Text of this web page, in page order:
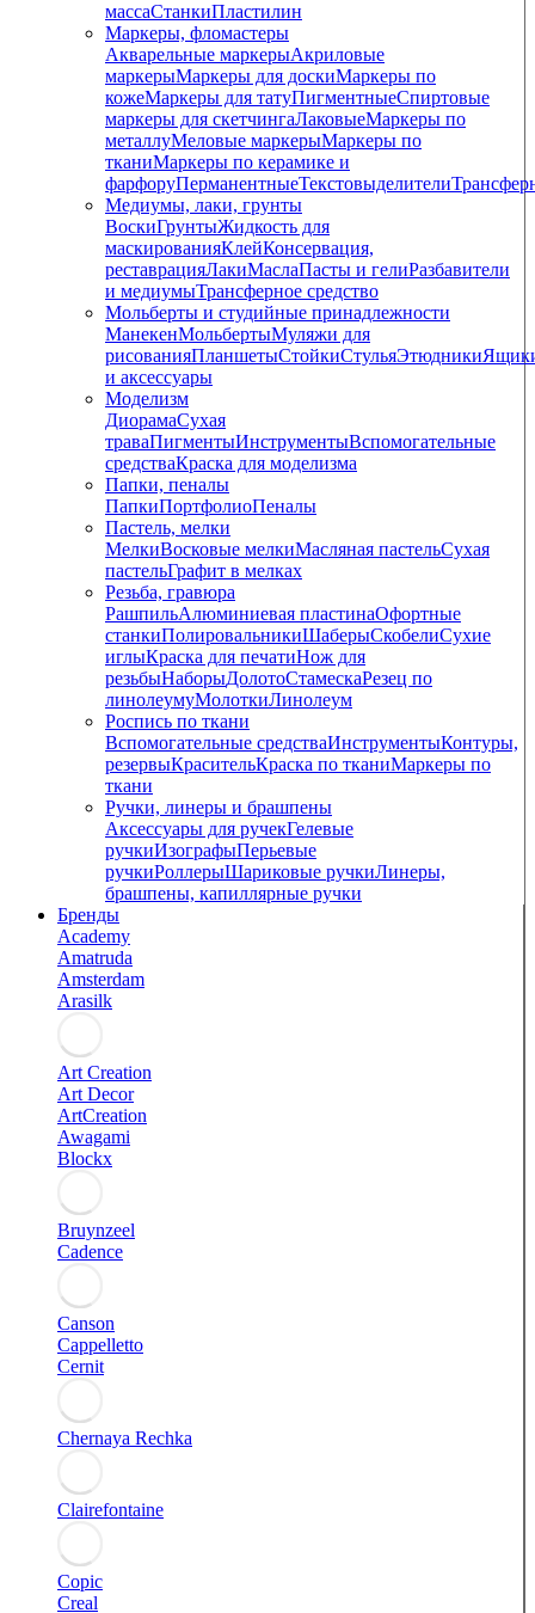
массаСтанкиПластилин
Маркеры, фломастеры
Акварельные маркерыАкриловые
маркерыМаркеры для доскиМаркеры по
кожеМаркеры для татуПигментныеCпиртовые
маркеры для скетчингаЛаковыеМаркеры по
металлуМеловые маркерыМаркеры по
тканиМаркеры по керамике и
фарфоруПерманентныеТекстовыделители
Медиумы, лаки, грунты
ВоскиГрунтыЖидкость для
маскированияКлейКонсервация,
реставрацияЛакиМаслаПасты и гелиРазбавители
и медиумыТрансферное средство
Мольберты и студийные принадлежности
МанекенМольбертыМуляжи для
рисованияПланшетыСтойкиСтульяЭтюдники
и аксессуары
Моделизм
ДиорамаСухая
траваПигментыИнструментыВспомогательные
средстваКраска для моделизма
Папки, пеналы
ПапкиПортфолиоПеналы
Пастель, мелки
МелкиВосковые мелкиМасляная пастельСухая
пастельГрафит в мелках
Резьба, гравюра
РашпильАлюминиевая пластинаОфортные
станкиПолировальникиШаберыСкобелиСухие
иглыКраска для печатиНож для
резьбыНаборыДолотоСтамескаРезец по
линолеумуМолоткиЛинолеум
Роспись по ткани
Вспомогательные средстваИнструментыКонтуры,
резервыКрасительКраска по тканиМаркеры по
ткани
Ручки, линеры и брашпены
Аксессуары для ручекГелевые
ручкиИзографыПерьевые
ручкиРоллерыШариковые ручкиЛинеры,
брашпены, капиллярные ручки
Бренды
Academy
Amatruda
Amsterdam
Arasilk
Art Creation
Art Decor
ArtCreation
Awagami
Blockx
Bruynzeel
Cadence
Canson
Cappelletto
Cernit
Chernaya Rechka
Clairefontaine
Copic
Creal